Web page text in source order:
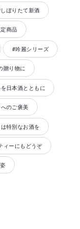
ぼりたて新酒
商品
#吟麗シリーズ
贈り物に
日本酒とともに
のご褒美
特別なお酒を
ィーにもどうぞ